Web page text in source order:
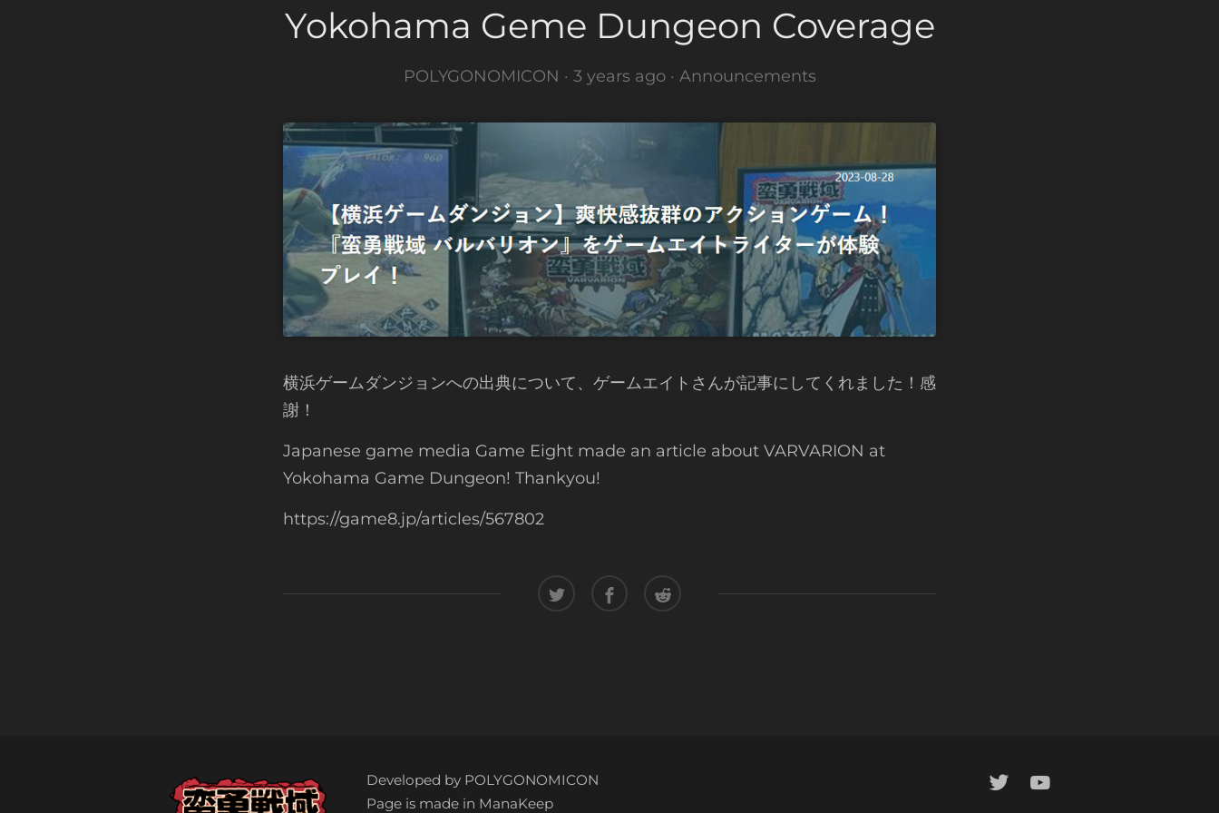
Yokohama Geme Dungeon Coverage
POLYGONOMICON · 3 years ago· Announcements
横浜ゲームダンジョンへの出典について、ゲームエイトさんが記事にしてくれました！感
謝！
Japanese game media Game Eight made an article about VARVARION at
Yokohama Game Dungeon! Thankyou!
https://game8.jp/articles/567802
Developed by POLYGONOMICON
Page is made in ManaKeep